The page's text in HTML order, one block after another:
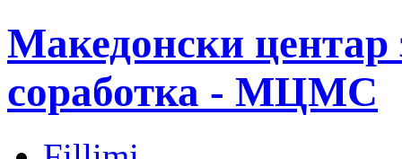
Македонски центар
соработка - МЦМС